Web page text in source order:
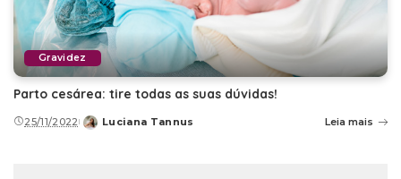
Gravidez
Parto cesárea: tire todas as suas dúvidas!
25/11/2022
Posted
Luciana Tannus Leia mais